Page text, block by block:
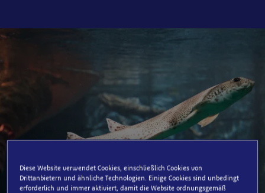
Diese Website verwendet Cookies, einschließlich Cookies von
Drittanbietern und ähnliche Technologien. Einige Cookies sind unbedingt
erforderlich und immer aktiviert, damit die Website ordnungsgemäß